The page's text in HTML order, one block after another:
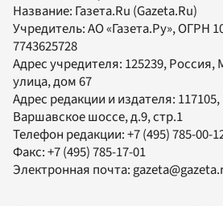
Название: Газета.Ru (Gazeta.Ru)
Учредитель:АО «Газета.Ру», ОГРН
7743625728
Адрес учредителя: 125239, Россия,
улица, дом 67
Адрес редакции и издателя: 117105,
Варшавское шоссе, д.9, стр.1
Телефон редакции:+7 (495) 785-00-
Факс:+7 (495) 785-17-01
Электронная почта: